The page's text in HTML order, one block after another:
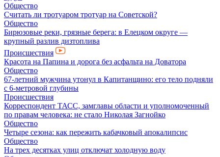
Общество
Считать ли тротуаром тротуар на Советской?
Общество
Бирюзовые реки, грязные берега: в Елецком округе —
крупный разлив дизтоплива
Происшествия
Красота на Папина и дорога без асфальта на Доватора
Общество
67-летний мужчина утонул в Капитанщино: его тело подняли
с 6-метровой глубины
Происшествия
Корреспондент ТАСС, замглавы области и уполномоченный
по правам человека: не стало Николая Загнойко
Общество
Четыре сезона: как пережить кабачковый апокалипсис
Общество
На трех десятках улиц отключат холодную воду